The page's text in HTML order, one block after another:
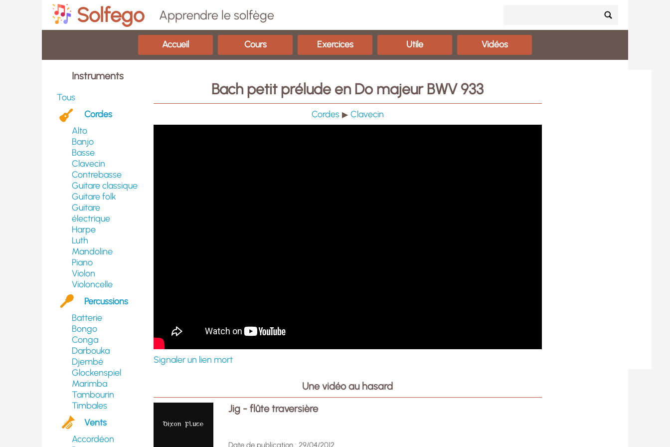
Solfego Apprendre le solfège
Accueil Cours Exercices Utile Vidéos
Instruments
Tous
Cordes
Alto
Banjo
Basse
Clavecin
Contrebasse
Guitare classique
Guitare folk
Guitare
électrique
Harpe
Luth
Mandoline
Piano
Violon
Violoncelle
Percussions
Batterie
Bongo
Conga
Darbouka
Djembé
Glockenspiel
Marimba
Tambourin
Timbales
Vents
Accordéon
Bach petit prélude en Do majeur BWV 933
Cordes ▶ Clavecin
Signaler un lien mort
Une vidéo au hasard
Jig - flûte traversière
Date de publication : 29/04/2012